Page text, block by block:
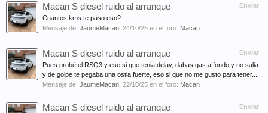
Enviar
Macan S diesel ruido al arranque
Cuantos kms te paso eso?
Mensaje de: JaumeMacan 24/10/25 en el foro: Macan
Enviar
Macan S diesel ruido al arranque
Pues probé el RSQ3 y ese si que tenia delay, dabas gas a fondo y no salia
y de golpe te pegaba una ostia fuerte, eso si que no me gusto para tener...
Mensaje de: JaumeMacan 22/10/25 en el foro: Macan
Enviar
Macan S diesel ruido al arranque